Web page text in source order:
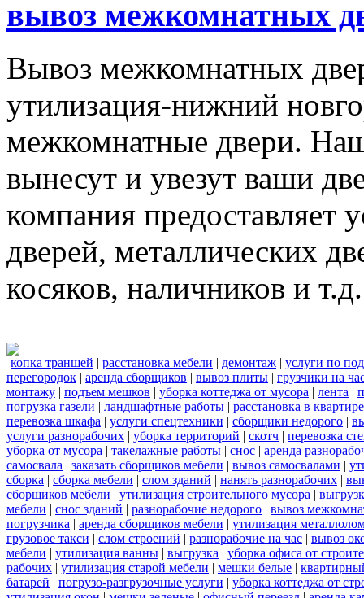
вывоз межкомнатных
Вывоз межкомнатных
утилизация-нижний
межкомнатные двери.
вынесут и увезут ваши
компания предоставляет
дверей, металлических
косяков, наличников и т.д.
копка траншей | расстановка мебели | демонтаж | услуги по
перегородок | аренда сборщиков | вывоз плиты | грузчики на
монтажу | подъем мешков | уборка коттеджа от мусора | лента |
погрузка газели | ландшафтные работы | расстановка в квартире
перевозка шкафа | услуги спецтехники | сборщики недорого |
услуги разнорабочих | уборка территорий | скотч | перевозка
уборка от мусора | такелажные работы | снос | аренда
самосвала | заказать сборщиков мебели | вывоз самосвалами |
сборка | сборка мебели | слом зданий | нанять разнорабочих |
сборщиков мебели | утилизация строительного мусора |
мебели | снос зданий | разнорабочие недорого | вывоз
погрузчика | аренда сборщиков мебели | утилизация
грузовое такси | слом строений | разнорабочие на час | вывоз
мебели | утилизация ванны | выгрузка | уборка офиса от
рабочих | утилизация старой мебели | мешки белые |
батарей | погрузо-разгрузочные услуги | уборка коттеджа от